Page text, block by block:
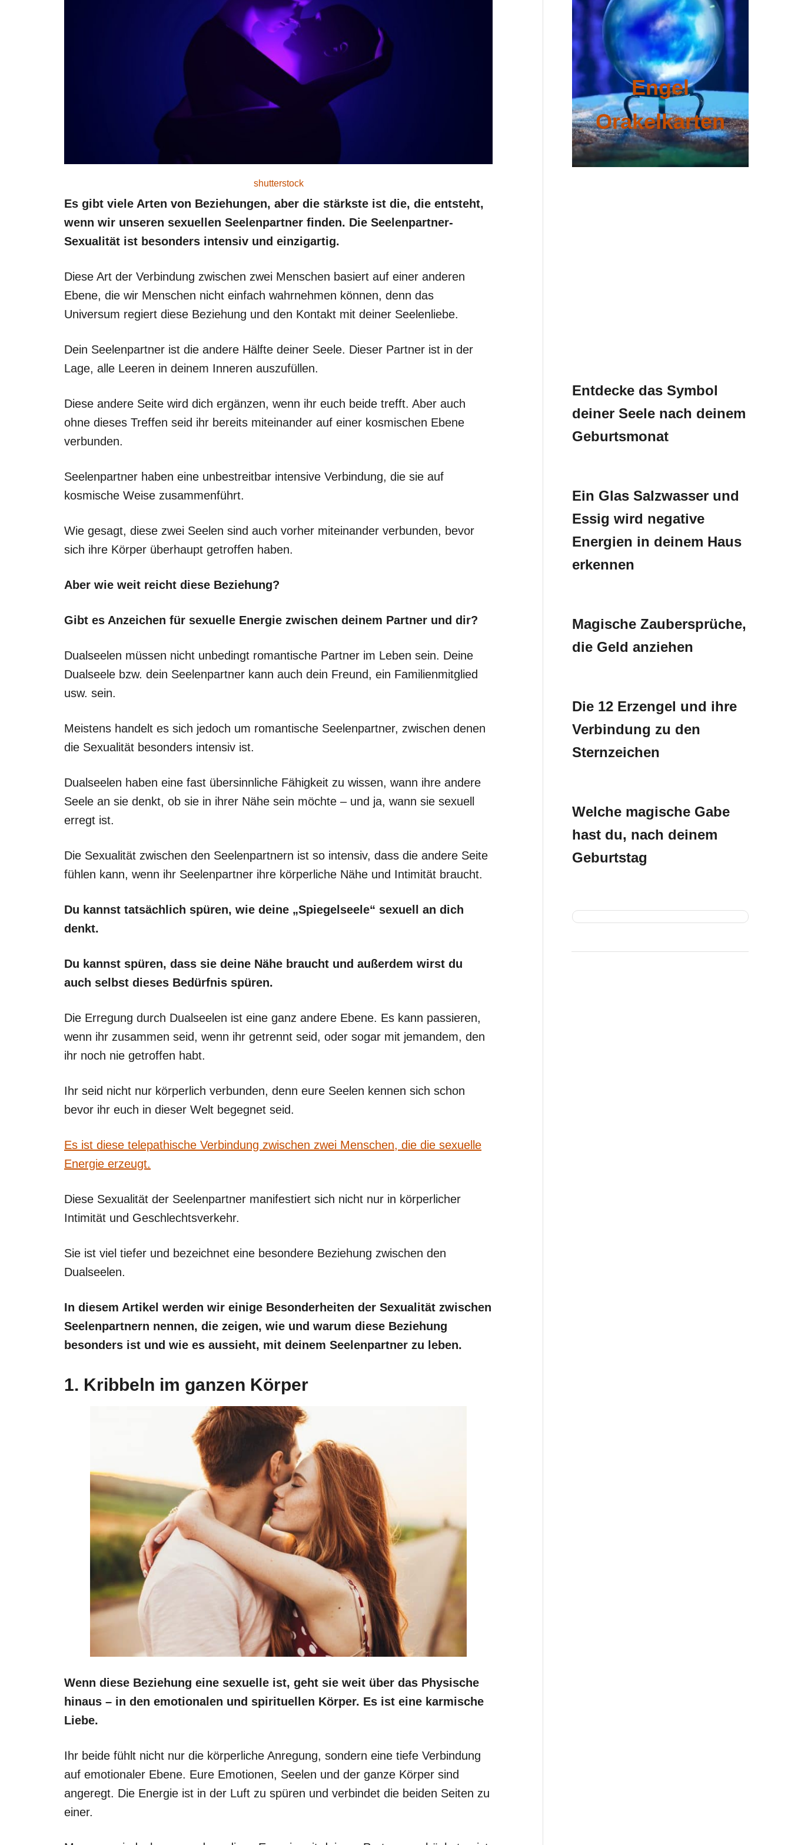
shutterstock
Es gibt viele Arten von Beziehungen, aber die stärkste ist die, die entsteht,
wenn wir unseren sexuellen Seelenpartner finden. Die Seelenpartner-
Sexualität ist besonders intensiv und einzigartig.
Diese Art der Verbindung zwischen zwei Menschen basiert auf einer anderen
Ebene, die wir Menschen nicht einfach wahrnehmen können, denn das
Universum regiert diese Beziehung und den Kontakt mit deiner Seelenliebe.
Dein Seelenpartner ist die andere Hälfte deiner Seele. Dieser Partner ist in der
Lage, alle Leeren in deinem Inneren auszufüllen.
Diese andere Seite wird dich ergänzen, wenn ihr euch beide trefft. Aber auch
ohne dieses Treffen seid ihr bereits miteinander auf einer kosmischen Ebene
verbunden.
Seelenpartner haben eine unbestreitbar intensive Verbindung, die sie auf
kosmische Weise zusammenführt.
Wie gesagt, diese zwei Seelen sind auch vorher miteinander verbunden, bevor
sich ihre Körper überhaupt getroffen haben.
Aber wie weit reicht diese Beziehung?
Gibt es Anzeichen für sexuelle Energie zwischen deinem Partner und dir?
Dualseelen müssen nicht unbedingt romantische Partner im Leben sein. Deine
Dualseele bzw. dein Seelenpartner kann auch dein Freund, ein Familienmitglied
usw. sein.
Meistens handelt es sich jedoch um romantische Seelenpartner, zwischen denen
die Sexualität besonders intensiv ist.
Dualseelen haben eine fast übersinnliche Fähigkeit zu wissen, wann ihre andere
Seele an sie denkt, ob sie in ihrer Nähe sein möchte – und ja, wann sie sexuell
erregt ist.
Die Sexualität zwischen den Seelenpartnern ist so intensiv, dass die andere Seite
fühlen kann, wenn ihr Seelenpartner ihre körperliche Nähe und Intimität braucht.
Du kannst tatsächlich spüren, wie deine „Spiegelseele“ sexuell an dich
denkt.
Du kannst spüren, dass sie deine Nähe braucht und außerdem wirst du
auch selbst dieses Bedürfnis spüren.
Die Erregung durch Dualseelen ist eine ganz andere Ebene. Es kann passieren,
wenn ihr zusammen seid, wenn ihr getrennt seid, oder sogar mit jemandem, den
ihr noch nie getroffen habt.
Ihr seid nicht nur körperlich verbunden, denn eure Seelen kennen sich schon
bevor ihr euch in dieser Welt begegnet seid.
Es ist diese telepathische Verbindung zwischen zwei Menschen, die die sexuelle
Energie erzeugt.
Diese Sexualität der Seelenpartner manifestiert sich nicht nur in körperlicher
Intimität und Geschlechtsverkehr.
Sie ist viel tiefer und bezeichnet eine besondere Beziehung zwischen den
Dualseelen.
In diesem Artikel werden wir einige Besonderheiten der Sexualität zwischen
Seelenpartnern nennen, die zeigen, wie und warum diese Beziehung
besonders ist und wie es aussieht, mit deinem Seelenpartner zu leben.
1. Kribbeln im ganzen Körper
Wenn diese Beziehung eine sexuelle ist, geht sie weit über das Physische
hinaus – in den emotionalen und spirituellen Körper. Es ist eine karmische
Liebe.
Ihr beide fühlt nicht nur die körperliche Anregung, sondern eine tiefe Verbindung
auf emotionaler Ebene. Eure Emotionen, Seelen und der ganze Körper sind
angeregt. Die Energie ist in der Luft zu spüren und verbindet die beiden Seiten zu
einer.
Engel
Orakelkarten
Entdecke das Symbol
deiner Seele nach deinem
Geburtsmonat
Ein Glas Salzwasser und
Essig wird negative
Energien in deinem Haus
erkennen
Magische Zaubersprüche,
die Geld anziehen
Die 12 Erzengel und ihre
Verbindung zu den
Sternzeichen
Welche magische Gabe
hast du, nach deinem
Geburtstag